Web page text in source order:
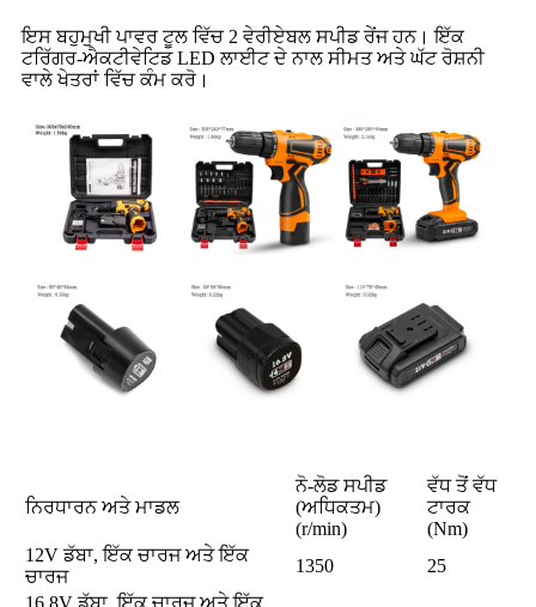
ਇਸ ਬਹੁਮੁਖੀ ਪਾਵਰ ਟੂਲ ਵਿੱਚ 2 ਵੇਰੀਏਬਲ ਸਪੀਡ ਰੇਂਜ ਹਨ। ਇੱਕ
ਟਰਿੱਗਰ-ਐਕਟੀਵੇਟਿਡ LED ਲਾਈਟ ਦੇ ਨਾਲ ਸੀਮਤ ਅਤੇ ਘੱਟ ਰੋਸ਼ਨੀ
ਵਾਲੇ ਖੇਤਰਾਂ ਵਿੱਚ ਕੰਮ ਕਰੋ।
ਨਿਰਧਾਰਨ ਅਤੇ ਮਾਡਲ
ਨੋ-ਲੋਡ ਸਪੀਡ
(ਅਧਿਕਤਮ)
(r/min)
ਵੱਧ ਤੋਂ ਵੱਧ
ਟਾਰਕ
(Nm)
12V ਡੱਬਾ, ਇੱਕ ਚਾਰਜ ਅਤੇ ਇੱਕ
ਚਾਰਜ
1350
25
16.8V ਡੱਬਾ, ਇੱਕ ਚਾਰਜ ਅਤੇ ਇੱਕ